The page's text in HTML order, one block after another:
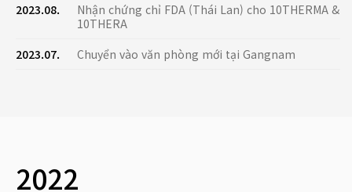
2023.08.
Nhận chứng chỉ FDA (Thái Lan) cho 10THERMA &
10THERA
2023.07.
Chuyển vào văn phòng mới tại Gangnam
2022